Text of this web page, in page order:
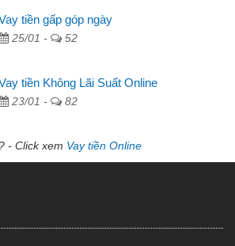
tiền gấp góp ngày
25/01 - 52
tiền Không Lãi Suất Online
23/01 - 82
- Click xem Vay tiền Online